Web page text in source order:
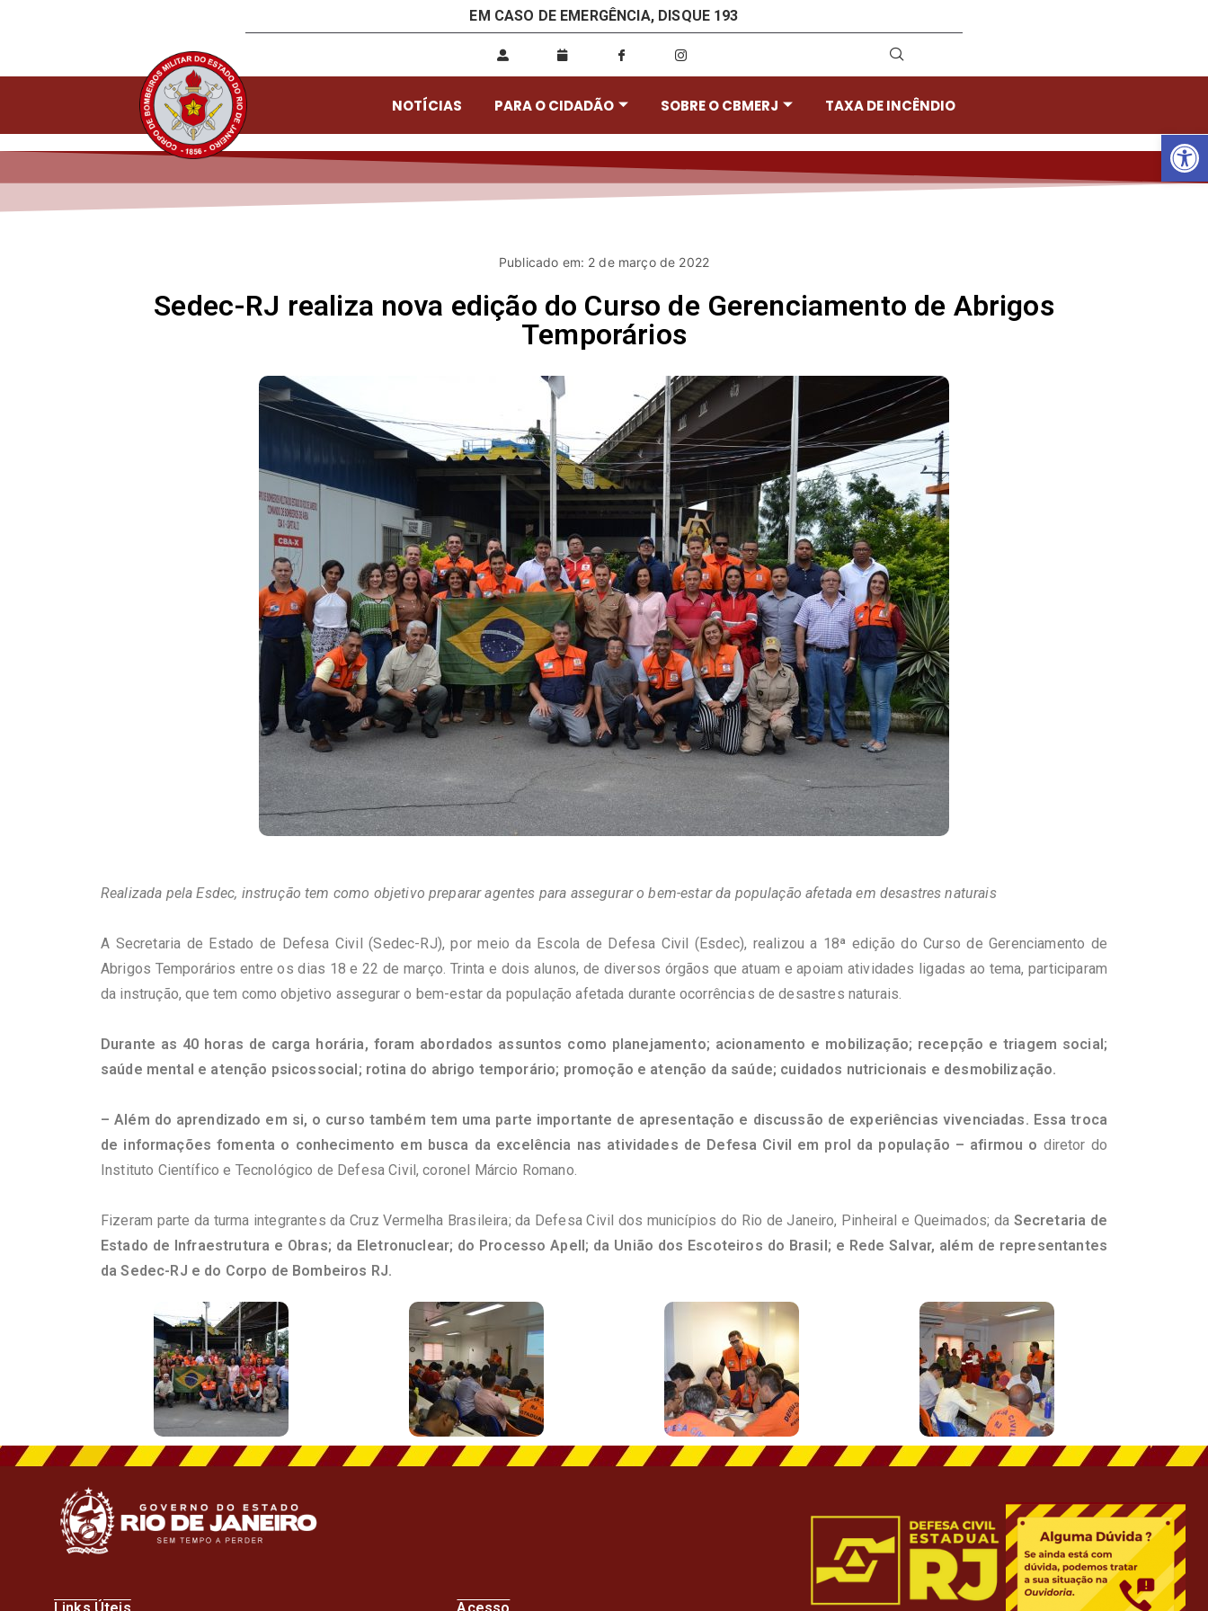
EM CASO DE EMERGÊNCIA, DISQUE 193
NOTÍCIAS PARA O CIDADÃO SOBRE O CBMERJ TAXA DE INCÊNDIO
Publicado em: 2 de março de 2022
Sedec-RJ realiza nova edição do Curso de Gerenciamento de Abrigos
Temporários
Realizada pela Esdec, instrução tem como objetivo preparar agentes para assegurar o bem-estar da população afetada em desastres naturais
A Secretaria de Estado de Defesa Civil (Sedec-RJ), por meio da Escola de Defesa Civil (Esdec), realizou a 18ª edição do Curso de Gerenciamento de
Abrigos Temporários entre os dias 18 e 22 de março. Trinta e dois alunos, de diversos órgãos que atuam e apoiam atividades ligadas ao tema, participaram
da instrução, que tem como objetivo assegurar o bem-estar da população afetada durante ocorrências de desastres naturais.
Durante as 40 horas de carga horária, foram abordados assuntos como planejamento; acionamento e mobilização; recepção e triagem social;
saúde mental e atenção psicossocial; rotina do abrigo temporário; promoção e atenção da saúde; cuidados nutricionais e desmobilização.
– Além do aprendizado em si, o curso também tem uma parte importante de apresentação e discussão de experiências vivenciadas. Essa troca
de informações fomenta o conhecimento em busca da excelência nas atividades de Defesa Civil em prol da população – afirmou o diretor do
Instituto Científico e Tecnológico de Defesa Civil, coronel Márcio Romano.
Fizeram parte da turma integrantes da Cruz Vermelha Brasileira; da Defesa Civil dos municípios do Rio de Janeiro, Pinheiral e Queimados; da Secretaria de
Estado de Infraestrutura e Obras; da Eletronuclear; do Processo Apell; da União dos Escoteiros do Brasil; e Rede Salvar, além de representantes
da Sedec-RJ e do Corpo de Bombeiros RJ.